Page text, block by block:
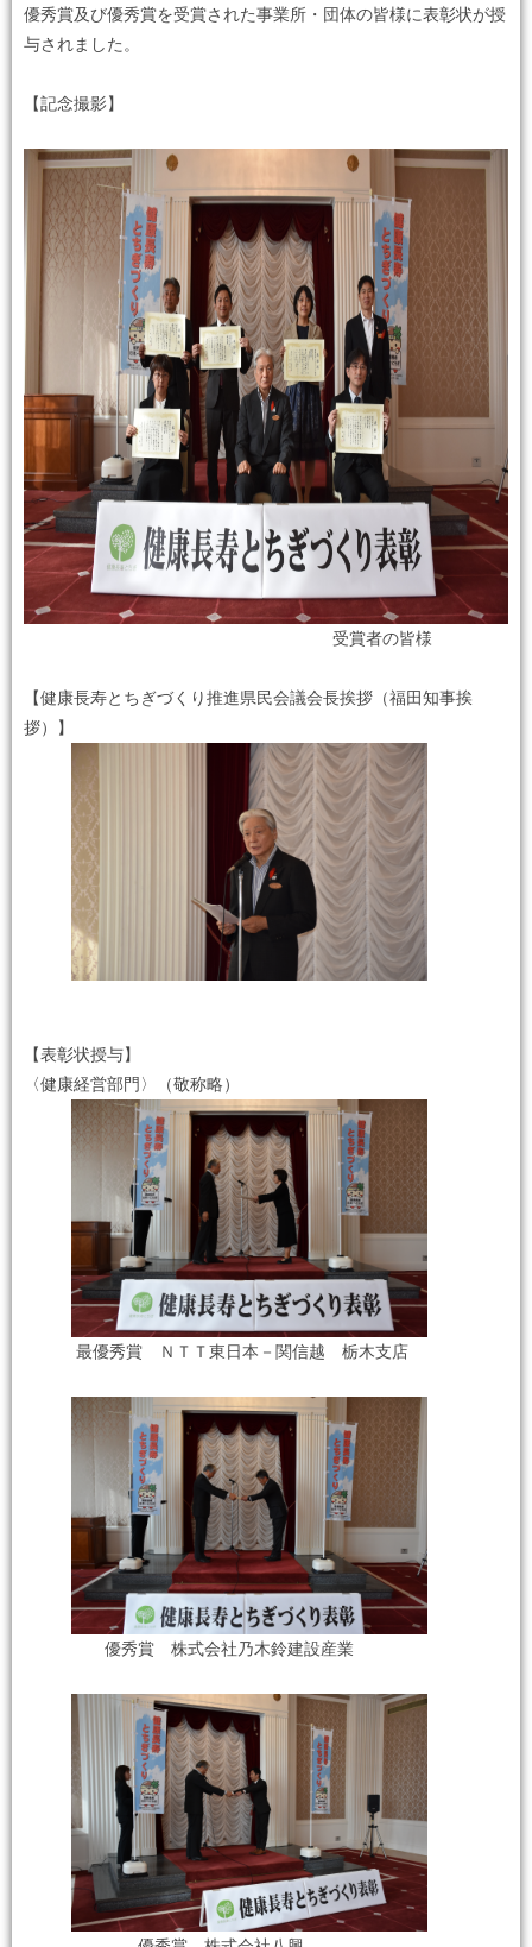
優秀賞及び優秀賞を受賞された事業所・団体の皆様に表彰状が授
与されました。
【記念撮影】
受賞者の皆様
【健康長寿とちぎづくり推進県民会議会長挨拶（福田知事挨
拶）】
【表彰状授与】
〈健康経営部門〉（敬称略）
最優秀賞 ＮＴＴ東日本－関信越 栃木支店
優秀賞 株式会社乃木鈴建設産業